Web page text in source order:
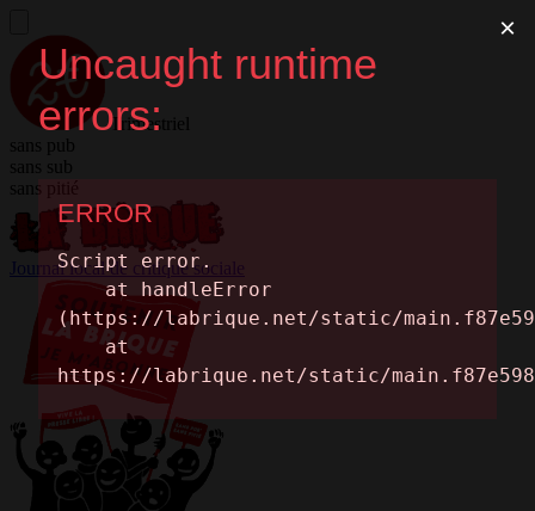
Trimestriel
sans pub
sans sub
sans pitié
Journal local de critique sociale